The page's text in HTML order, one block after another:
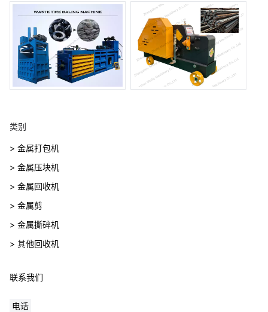
类别
> 金属打包机
> 金属压块机
> 金属回收机
> 金属剪
> 金属撕碎机
> 其他回收机
联系我们
电话